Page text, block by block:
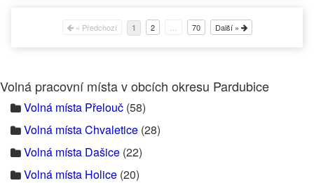
« Předchozí 1 2 70 Další »
Volná pracovní místa v obcích okresu Pardubice
Volná místa Přelouč (58)
Volná místa Chvaletice (28)
Volná místa Dašice (22)
Volná místa Holice (20)